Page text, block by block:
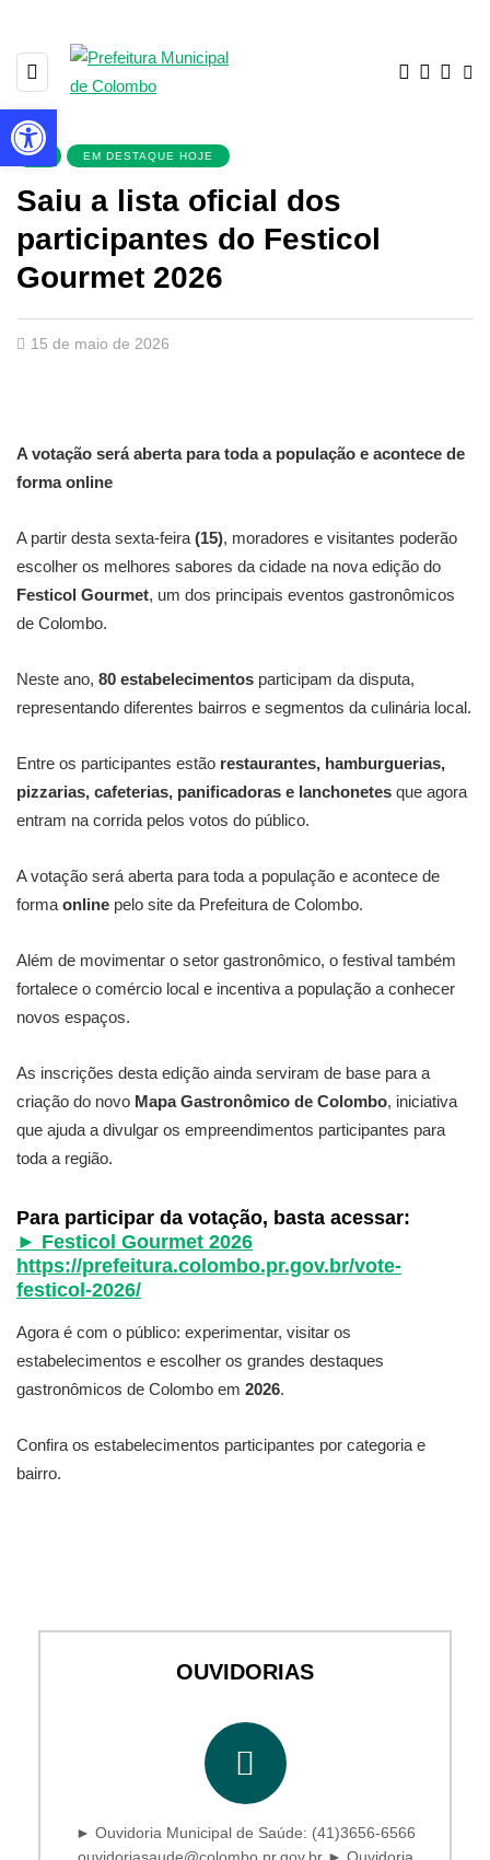
▲ EM DESTAQUE HOJE
Saiu a lista oficial dos
participantes do Festicol
Gourmet 2026
15 de maio de 2026
A votação será aberta para toda a população e acontece de
forma online
A partir desta sexta-feira (15), moradores e visitantes poderão
escolher os melhores sabores da cidade na nova edição do
Festicol Gourmet, um dos principais eventos gastronômicos
de Colombo.
Neste ano, 80 estabelecimentos participam da disputa,
representando diferentes bairros e segmentos da culinária local.
Entre os participantes estão restaurantes, hamburguerias,
pizzarias, cafeterias, panificadoras e lanchonetes que agora
entram na corrida pelos votos do público.
A votação será aberta para toda a população e acontece de
forma online pelo site da Prefeitura de Colombo.
Além de movimentar o setor gastronômico, o festival também
fortalece o comércio local e incentiva a população a conhecer
novos espaços.
As inscrições desta edição ainda serviram de base para a
criação do novo Mapa Gastronômico de Colombo, iniciativa
que ajuda a divulgar os empreendimentos participantes para
toda a região.
Para participar da votação, basta acessar:
► Festicol Gourmet 2026
https://prefeitura.colombo.pr.gov.br/vote-
festicol-2026/
Agora é com o público: experimentar, visitar os
estabelecimentos e escolher os grandes destaques
gastronômicos de Colombo em 2026.
Confira os estabelecimentos participantes por categoria e
bairro.
OUVIDORIAS
► Ouvidoria Municipal de Saúde: (41)3656-6566
Barra de Ferramentas Aberta